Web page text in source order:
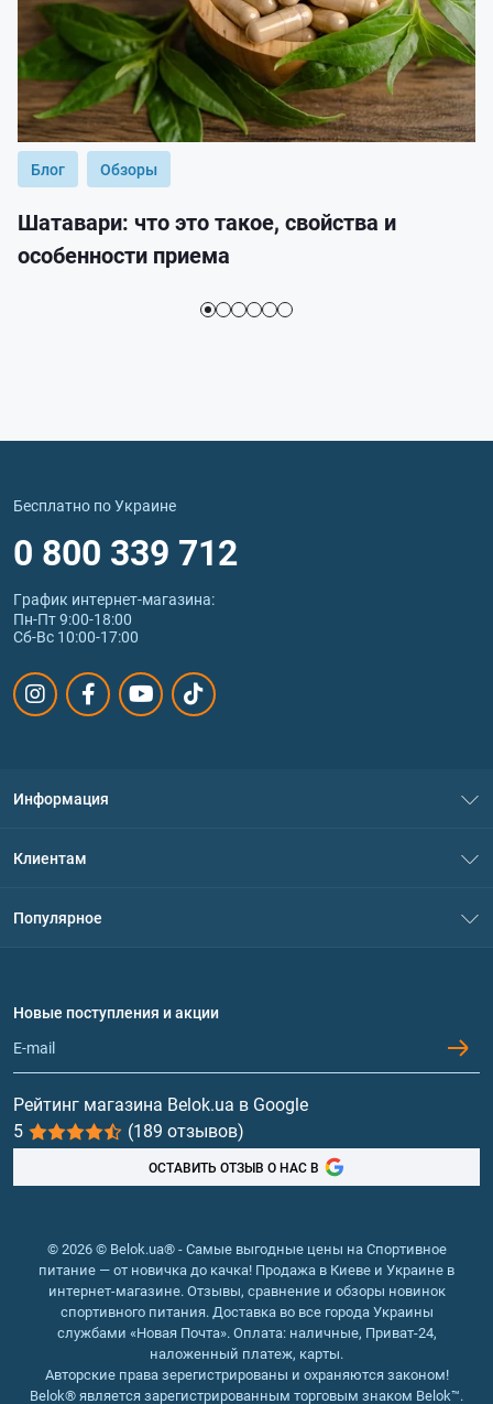
Блог Обзоры
Шатавари: что это такое, свойства и
особенности приема
Бесплатно по Украине
0 800 339 712
График интернет‑магазина:
Пн-Пт 9:00-18:00
Сб-Вс 10:00-17:00
Информация
Политика конфиденциальности
Обмен и возврат
Клиентам
Популярное
Протеин
Гейнеры
Витамины и минералы
Рыбий жир, жирные кислоты
Новые поступления и акции
Рейтинг магазина Belok.ua в Google
5
(189 отзывов)
ОСТАВИТЬ ОТЗЫВ О НАС В
© 2026 © Belok.ua® - Самые выгодные цены на Спортивное
питание — от новичка до качка! Продажа в Киеве и Украине в
интернет-магазине. Отзывы, сравнение и обзоры новинок
спортивного питания. Доставка во все города Украины
службами «Новая Почта». Оплата: наличные, Приват-24,
наложенный платеж, карты.
Авторские права зерегистрированы и охраняются законом!
Belok® является зарегистрированным торговым знаком Belok™.